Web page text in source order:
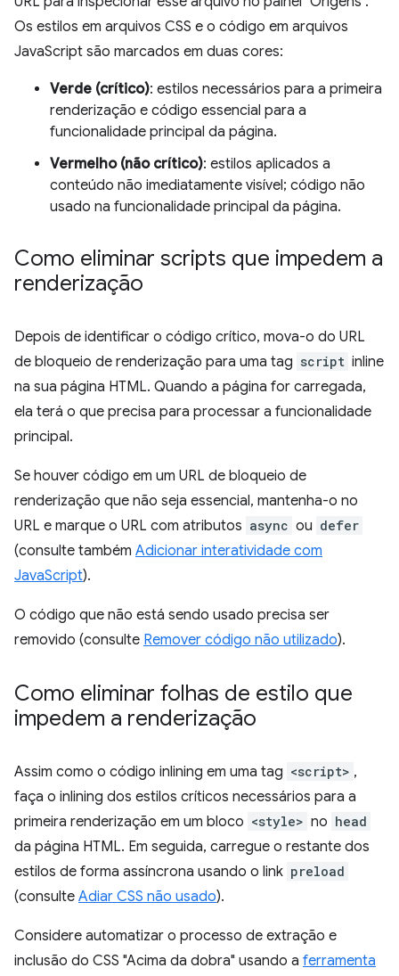
Os estilos em arquivos CSS e o código em arquivos
JavaScript são marcados em duas cores:
Verde (crítico): estilos necessários para a primeira
renderização e código essencial para a
funcionalidade principal da página.
Vermelho (não crítico): estilos aplicados a
conteúdo não imediatamente visível; código não
usado na funcionalidade principal da página.
Como eliminar scripts que impedem a
renderização
Depois de identificar o código crítico, mova-o do URL
de bloqueio de renderização para uma tag script inline
na sua página HTML. Quando a página for carregada,
ela terá o que precisa para processar a funcionalidade
principal.
Se houver código em um URL de bloqueio de
renderização que não seja essencial, mantenha-o no
URL e marque o URL com atributos async ou defer
(consulte também Adicionar interatividade com
JavaScript).
O código que não está sendo usado precisa ser
removido (consulte Remover código não utilizado).
Como eliminar folhas de estilo que
impedem a renderização
Assim como o código inlining em uma tag <script> ,
faça o inlining dos estilos críticos necessários para a
primeira renderização em um bloco <style> no head
da página HTML. Em seguida, carregue o restante dos
estilos de forma assíncrona usando o link preload
(consulte Adiar CSS não usado).
Considere automatizar o processo de extração e
inclusão do CSS "Acima da dobra" usando a ferramenta